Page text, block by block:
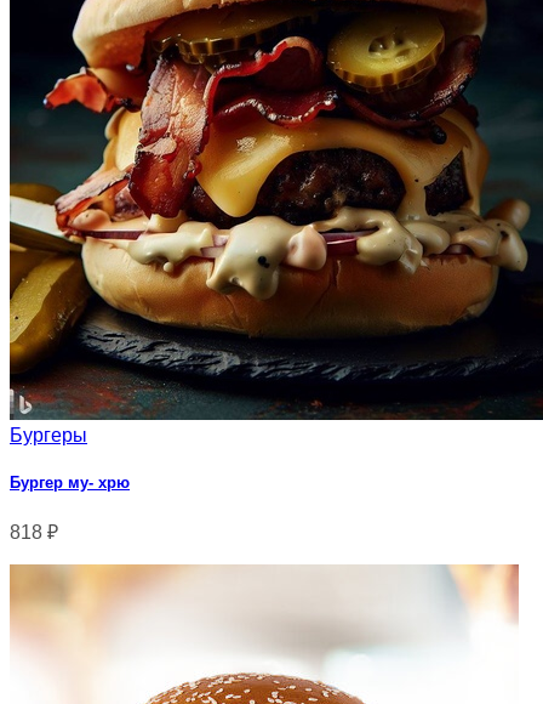
Бургеры
Бургер му- хрю
818 ₽